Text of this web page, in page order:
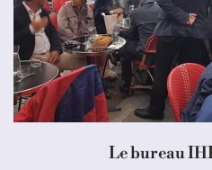
Le bureau